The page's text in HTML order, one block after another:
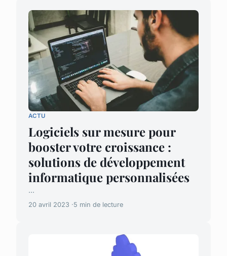
ACTU
Logiciels sur mesure pour
booster votre croissance :
solutions de développement
informatique personnalisées
...
20 avril 2023 5 min de lecture